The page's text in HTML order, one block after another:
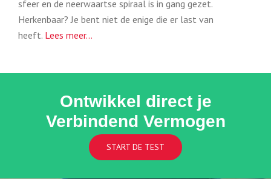
sfeer en de neerwaartse spiraal is in gang gezet.
Herkenbaar? Je bent niet de enige die er last van
heeft. Lees meer…
Ontwikkel direct je
Verbindend Vermogen
START DE TEST